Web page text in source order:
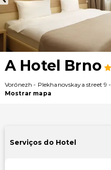
A Hotel Brno
Vorónezh - Plekhanovskaya street 9 -
Mostrar mapa
Serviços do Hotel